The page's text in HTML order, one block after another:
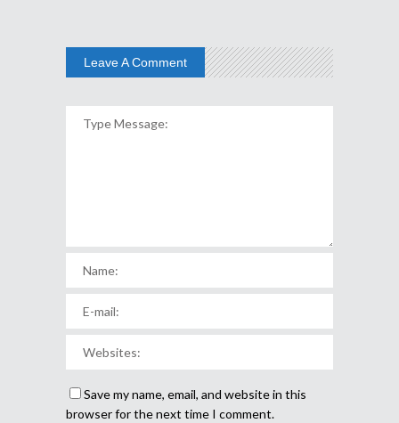
Leave A Comment
Save my name, email, and website in this
browser for the next time I comment.